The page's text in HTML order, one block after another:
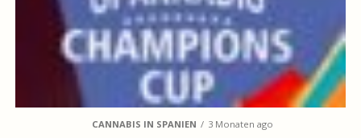
CANNABIS IN SPANIEN 3 Monaten ago